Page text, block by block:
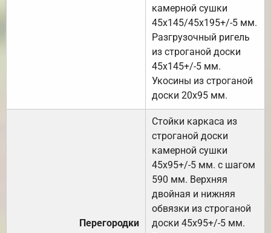
камерной сушки
45х145/45х195+/-5 мм.
Разгрузочный ригель
из строганой доски
45х145+/-5 мм.
Укосины из строганой
доски 20х95 мм.
Перегородки
Стойки каркаса из
строганой доски
камерной сушки
45х95+/-5 мм. с шагом
590 мм. Верхняя
двойная и нижняя
обвязки из строганой
доски 45х95+/-5 мм.